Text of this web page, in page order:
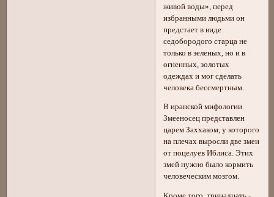
живой воды», перед
избранными людьми он
предстает в виде
седобородого старца не
только в зеленых, но и в
огненных, золотых
одеждах и мог сделать
человека бессмертным.
В иранской мифологии
Змееносец представлен
царем Заххаком, у которого
на плечах выросли две змеи
от поцелуев Иблиса. Этих
змей нужно было кормить
человеческим мозгом.